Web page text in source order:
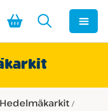
Hedelmäkarkit /